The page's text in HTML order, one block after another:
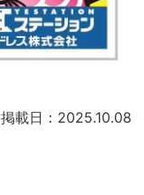
掲載日：2025.10.08